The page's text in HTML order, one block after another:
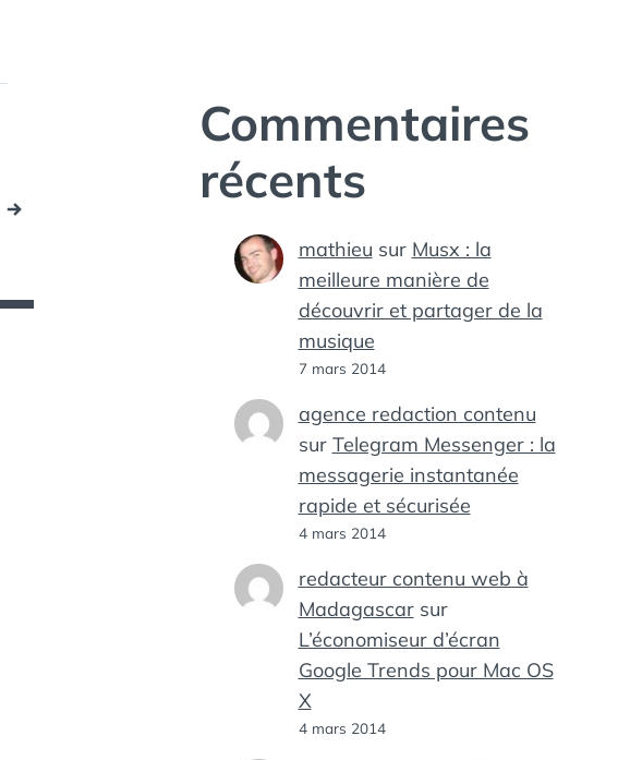
Commentaires
récents
mathieu sur Musx : la
meilleure manière de
découvrir et partager de la
musique
7 mars 2014
agence redaction contenu
sur Telegram Messenger : la
messagerie instantanée
rapide et sécurisée
4 mars 2014
redacteur contenu web à
Madagascarsur
L’économiseur d’écran
Google Trends pour Mac OS
X
4 mars 2014